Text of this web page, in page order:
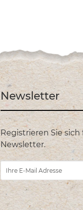
Newsletter
Registrieren Sie sich
Newsletter.